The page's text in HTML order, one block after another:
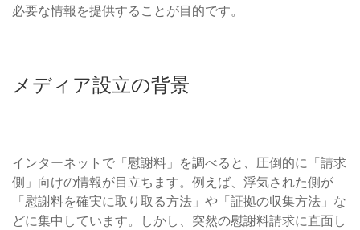
必要な情報を提供することが目的です。
メディア設立の背景
インターネットで「慰謝料」を調べると、圧倒的に「請求
側」向けの情報が目立ちます。例えば、浮気された側が
「慰謝料を確実に取り取る方法」や「証拠の収集方法」な
どに集中しています。しかし、突然の慰謝料請求に直面し